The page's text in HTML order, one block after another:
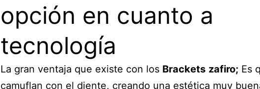
opción en cuanto a
tecnología
La gran ventaja que existe con los Brackets zafiro; Es
camuflan con el diente, creando una estética muy